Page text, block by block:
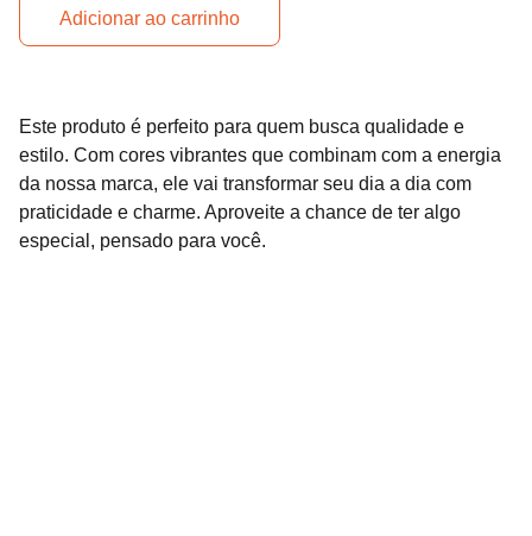
Adicionar ao carrinho
Este produto é perfeito para quem busca qualidade e
estilo. Com cores vibrantes que combinam com a energia
da nossa marca, ele vai transformar seu dia a dia com
praticidade e charme. Aproveite a chance de ter algo
especial, pensado para você.